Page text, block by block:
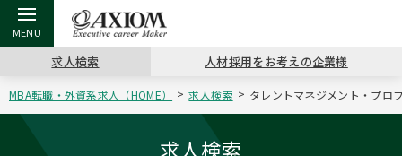
戻る
アクシアムの特長
戻る
戻る
戻る
キャリア支援 TOP
戻る
戻る
戻る
転職ツール TOP
戻る
戻る
転職コラム TOP
戻る
イベント・セミナー TOP
戻る
会社概要 TOP
求人検索 人材採用をお考えの企業様
MBA転職・外資系求人（HOME） 求人検索 タレントマネジメント・プ
求人検索